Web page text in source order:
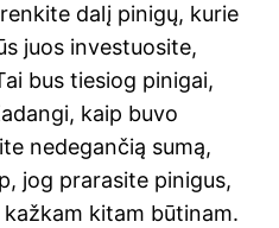
dalį pinigų, kurie
juos investuosite,
bus tiesiog pinigai,
kaip buvo
nedegančią sumą,
jog prarasite pinigus,
kitam būtinam.